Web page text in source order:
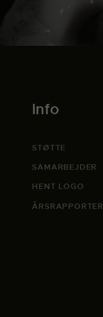
Info
STØTTE
SAMARBEJDER
HENT LOGO
ÅRSRAPPORTER